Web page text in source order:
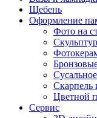
Щебень
Оформление
Фото на
Скарпель
Цветной
Сервис